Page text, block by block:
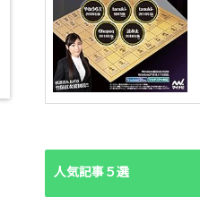
人気記事５選